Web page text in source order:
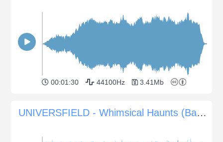
00:01:30 44100Hz 3.41Mb
UNIVERSFIELD - Whimsical Haunts (Bande-son ludique pour Halloween)